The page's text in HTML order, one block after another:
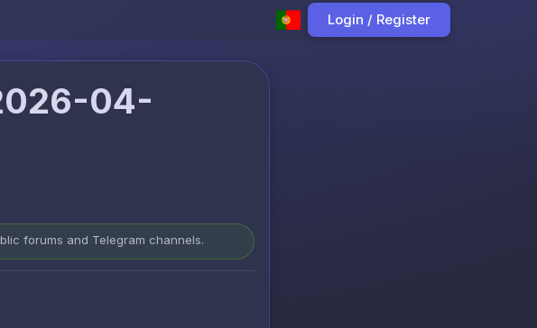
Login / Register
04-
forums and Telegram channels.